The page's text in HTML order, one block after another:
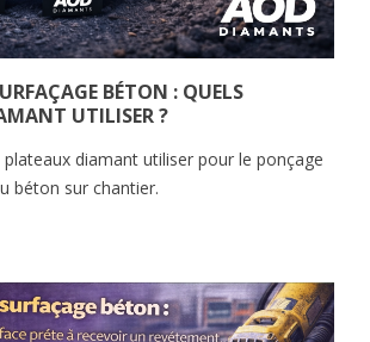
BÉTON : QUELS
UTILISER ?
diamant utiliser pour le ponçage
béton sur chantier.